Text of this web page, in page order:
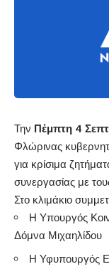
Την Πέμπτη 4
Φλώρινας
για κρίσιμα
συνεργασίας με
Στο κλιμάκιο
Η Υπουργός
Δόμνα Μιχαηλίδου
Η Υφυπουργός